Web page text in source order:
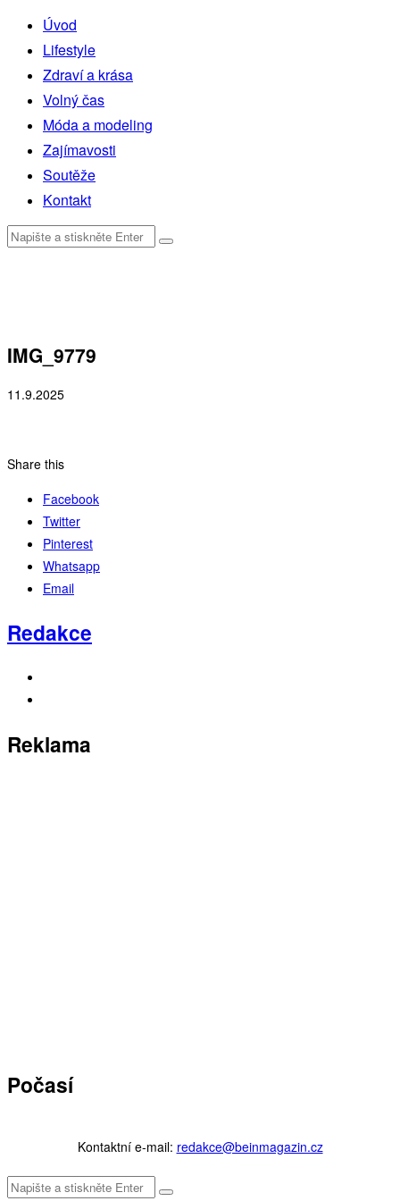
Úvod
Lifestyle
Zdraví a krása
Volný čas
Móda a modeling
Zajímavosti
Soutěže
Kontakt
IMG_9779
11.9.2025
Share this
Facebook
Twitter
Pinterest
Whatsapp
Email
Redakce
Reklama
Počasí
Kontaktní e-mail: redakce@beinmagazin.cz